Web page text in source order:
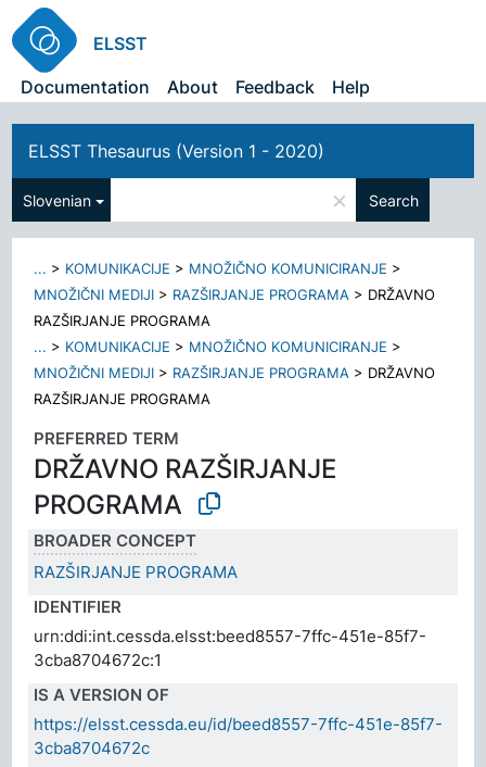
ELSST
Documentation
About Feedback Help
ELSST Thesaurus (Version 1 - 2020)
Slovenian × Search
... > KOMUNIKACIJE > MNOŽIČNO KOMUNICIRANJE >
MNOŽIČNI MEDIJI > RAZŠIRJANJE PROGRAMA > DRŽAVNO
RAZŠIRJANJE PROGRAMA
... > KOMUNIKACIJE > MNOŽIČNO KOMUNICIRANJE >
MNOŽIČNI MEDIJI > RAZŠIRJANJE PROGRAMA > DRŽAVNO
RAZŠIRJANJE PROGRAMA
PREFERRED TERM
DRŽAVNO RAZŠIRJANJE
PROGRAMA
BROADER CONCEPT
RAZŠIRJANJE PROGRAMA
IDENTIFIER
urn:ddi:int.cessda.elsst:beed8557-7ffc-451e-85f7-
3cba8704672c:1
IS A VERSION OF
https://elsst.cessda.eu/id/beed8557-7ffc-451e-85f7-
3cba8704672c